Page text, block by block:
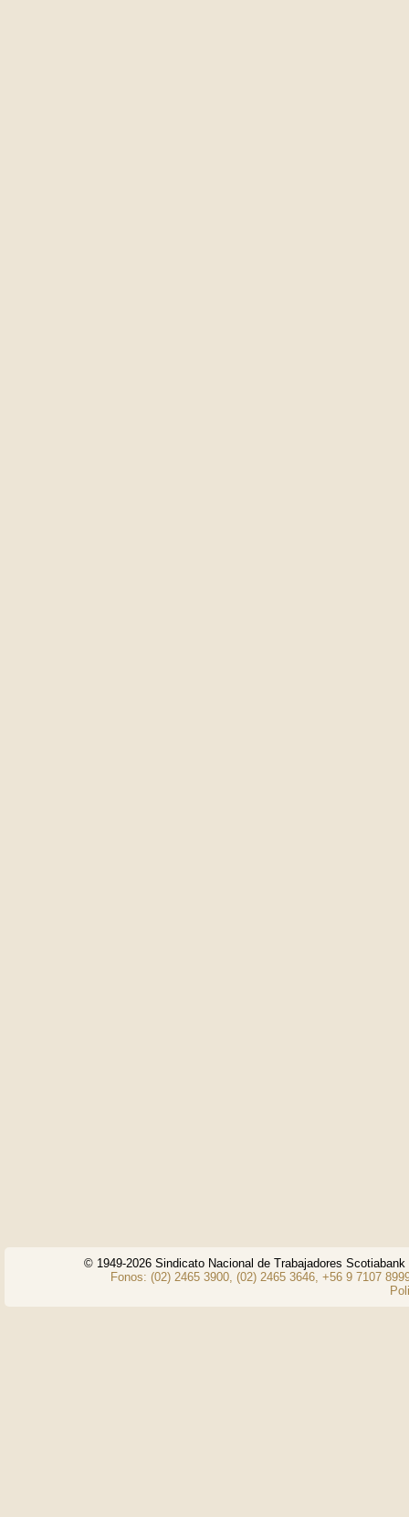
© 1949-2026 Sindicato Nacional de Trabajadores
Fonos: (02) 2465 3900, (02) 2465 3646, +56 9 7107